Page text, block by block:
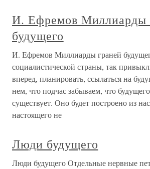
И. Ефремов Миллиарды
будущего
И. Ефремов Миллиарды граней
социалистической страны, так
вперед, планировать, ссылаться на
нем, что подчас забываем, что
существует. Оно будет построено из
настоящего не
Люди будущего
Люди будущего Отдельные нервные